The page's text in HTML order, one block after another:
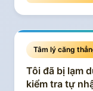
Tâm lý căng
Tôi đã bị lạm
kiểm tra tự